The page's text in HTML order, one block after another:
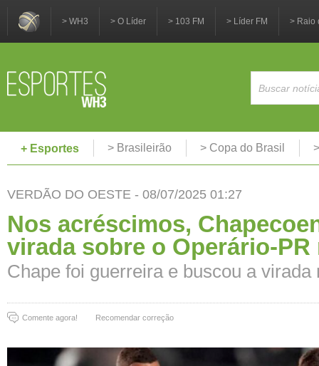
> WH3 > O Líder > 103 FM > Líder FM > Raio
+ Esportes > Brasileirão > Copa do Brasil
VERDÃO DO OESTE - 08/07/2025 01:27
Nos acréscimos,
virada sobre o Operário-PR
Chape foi guerreira e buscou a virada
Comente agora! Recomendar correção